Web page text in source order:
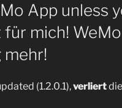
App unless
mich!
mehr!
(1.2.0.1),verliert